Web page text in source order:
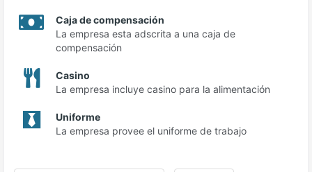
Caja de compensación
La empresa esta adscrita a una caja de
compensación
Casino
La empresa incluye casino para la alimentación
Uniforme
La empresa provee el uniforme de trabajo